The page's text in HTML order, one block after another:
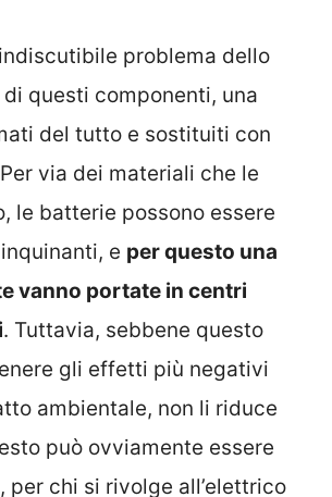
problema dello
questi componenti, una
del tutto e sostituiti con
via dei materiali che le
le batterie possono essere
e per questo una
vanno portate in centri
. Tuttavia, sebbene questo
gli effetti più negativi
ambientale, non li riduce
può ovviamente essere
per chi si rivolge all’elettrico